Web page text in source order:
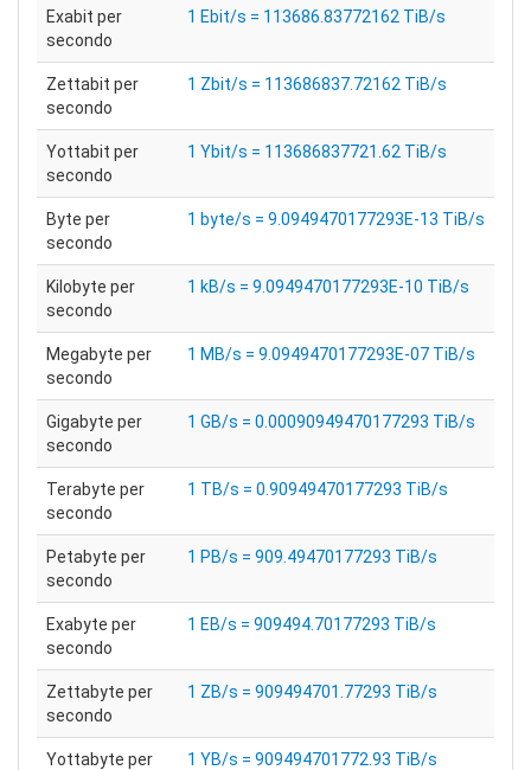
Exabit per
secondo
1 Ebit/s = 113686.83772162 TiB/s
Zettabit per
secondo
1 Zbit/s = 113686837.72162 TiB/s
Yottabit per
secondo
1 Ybit/s = 113686837721.62 TiB/s
Byte per
secondo
1 byte/s = 9.0949470177293E-13 TiB/s
Kilobyte per
secondo
1 kB/s = 9.0949470177293E-10 TiB/s
Megabyte per
secondo
1 MB/s = 9.0949470177293E-07 TiB/s
Gigabyte per
secondo
1 GB/s = 0.00090949470177293 TiB/s
Terabyte per
secondo
1 TB/s = 0.90949470177293 TiB/s
Petabyte per
secondo
1 PB/s = 909.49470177293 TiB/s
Exabyte per
secondo
1 EB/s = 909494.70177293 TiB/s
Zettabyte per
secondo
1 ZB/s = 909494701.77293 TiB/s
Yottabyte per
1 YB/s = 909494701772.93 TiB/s